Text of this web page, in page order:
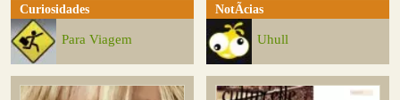
Curiosidades
Para Viagem
NotÃ­cias
Uhull